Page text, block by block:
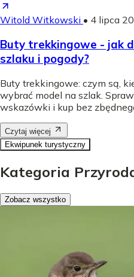
Witold Witkowski • 4 lipca
Buty trekkingowe - jak
szlaku i pogody?
Buty trekkingowe: czym są,
wybrać model na szlak.
wskazówki i kup bez
Czytaj więcej
Ekwipunek turystyczny
Kategoria
Zobacz wszystko